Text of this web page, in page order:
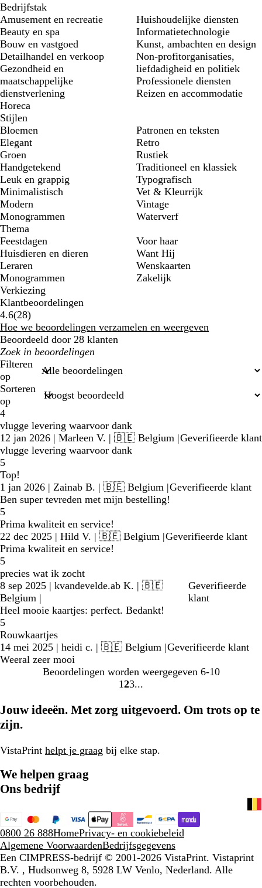
Bedrijfstak
Amusement en recreatie
Beauty en spa
Bouw en vastgoed
Detailhandel en verkoop
Gezondheid en
maatschappelijke
dienstverlening
Horeca
Huishoudelijke diensten
Informatietechnologie
Kunst, ambachten en design
Non-profitorganisaties,
liefdadigheid en politiek
Professionele diensten
Reizen en accommodatie
Stijlen
Bloemen
Elegant
Groen
Handgetekend
Leuk en grappig
Minimalistisch
Modern
Monogrammen
Patronen en teksten
Retro
Rustiek
Traditioneel en klassiek
Typografisch
Vet & Kleurrijk
Vintage
Waterverf
Thema
Feestdagen
Huisdieren en dieren
Leraren
Monogrammen
Verkiezing
Voor haar
Want Hij
Wenskaarten
Zakelijk
Klantbeoordelingen
4.6(2828
beoordelingen
)
Hoe we beoordelingen verzamelen en weergeven
Beoordeeld door 28 klanten
Mijn
zoekopdrachten
Filteren
op
Sorteren
op
4
vlugge levering waarvoor dank
12 jan 2026 | Marleen V. | 🇧🇪 Belgium |Geverifieerde klant
vlugge levering waarvoor dank
5
Top!
1 jan 2026 | Zainab B. | 🇧🇪 Belgium |Geverifieerde klant
Ben super tevreden met mijn bestelling!
5
Prima kwaliteit en service!
22 dec 2025 | Hild V. | 🇧🇪 Belgium |Geverifieerde klant
Prima kwaliteit en service!
5
precies wat ik zocht
8 sep 2025 | kvandevelde.ab K. | 🇧🇪
Belgium |
Geverifieerde
klant
Heel mooie kaartjes: perfect. Bedankt!
5
Rouwkaartjes
14 mei 2025 | heidi c. | 🇧🇪 Belgium |Geverifieerde klant
Weeral zeer mooi
Beoordelingen worden weergegeven 6-10
Naar
1 Naar
2Naar
3
Jouw ideeën. Met zorg uitgevoerd. Om trots op te
zijn.
VistaPrint helpt je graag bij elke stap.
We helpen graag
Ons bedrijf
0800 26 888HomePrivacy- en cookiebeleid
Algemene VoorwaardenBedrijfsgegevens
Een CIMPRESS-bedrijf © 2001-2026 VistaPrint. Vistaprint
B.V. , Hudsonweg 8, 5928 LW Venlo, Nederland. Alle
rechten voorbehouden.